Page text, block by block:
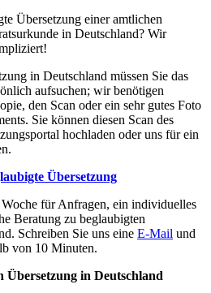
Übersetzung einer amtlichen
in Deutschland? Wir
in Deutschland müssen Sie das
aufsuchen; wir benötigen
den Scan oder ein sehr gutes Foto
Sie können diesen Scan des
hochladen oder uns für ein
Übersetzung
für Anfragen, ein individuelles
Beratung zu beglaubigten
Schreiben Sie uns eine E-Mail und
von 10 Minuten.
in Deutschland